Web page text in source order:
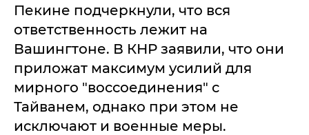
Пекине подчеркнули, что вся
ответственность лежит на
Вашингтоне. В КНР заявили, что они
приложат максимум усилий для
мирного "воссоединения" с
Тайванем, однако при этом не
исключают и военные меры.